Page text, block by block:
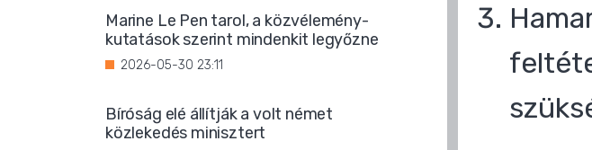
Marine Le Pen tarol, a közvélemény-
kutatások szerint mindenkit legyőzne
2026-05-30 23:11
Bíróság elé állítják a volt német
közlekedés minisztert